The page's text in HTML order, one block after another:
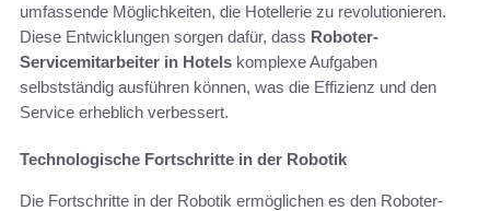
umfassende Möglichkeiten, die Hotellerie zu revolutionieren.
Diese Entwicklungen sorgen dafür, dass Roboter-
Servicemitarbeiter in Hotels komplexe Aufgaben
selbstständig ausführen können, was die Effizienz und den
Service erheblich verbessert.
Technologische Fortschritte in der Robotik
Die Fortschritte in der Robotik ermöglichen es den Roboter-